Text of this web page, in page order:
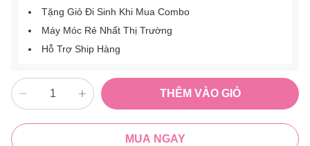
Tặng Giỏ Đi Sinh Khi Mua Combo
Máy Móc Rẻ Nhất Thị Trường
Hỗ Trợ Ship Hàng
THÊM VÀO GIỎ
MUA NGAY